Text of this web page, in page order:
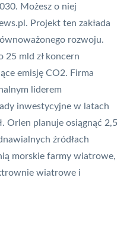
. Możesz o niej
Projekt ten zakłada
rozwoju.
25 mld zł koncern
emisję CO2. Firma
liderem
inwestycyjne w latach
Orlen planuje osiągnąć 2,5
źródłach
morskie farmy wiatrowe,
wiatrowe i